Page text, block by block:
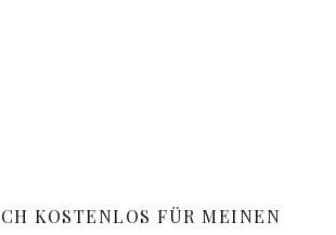
KOSTENLOS FÜR MEINEN